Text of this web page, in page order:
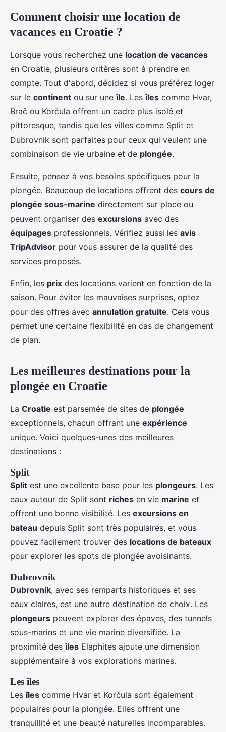
Comment choisir une location de
vacances en Croatie ?
Lorsque vous recherchez une location de vacances
en Croatie, plusieurs critères sont à prendre en
compte. Tout d'abord, décidez si vous préférez loger
sur le continent ou sur uneîle. Lesîles comme Hvar,
Brač ou Korčula offrent un cadre plus isolé et
pittoresque, tandis que les villes comme Split et
Dubrovnik sont parfaites pour ceux qui veulent une
combinaison de vie urbaine et de plongée.
Ensuite, pensez à vos besoins spécifiques pour la
plongée. Beaucoup de locations offrent des cours de
plongée sous-marine directement sur place ou
peuvent organiser des excursions avec des
équipages professionnels. Vérifiez aussi les avis
TripAdvisor pour vous assurer de la qualité des
services proposés.
Enfin, les prix des locations varient en fonction de la
saison. Pour éviter les mauvaises surprises, optez
pour des offres avec annulation gratuite. Cela vous
permet une certaine flexibilité en cas de changement
de plan.
Les meilleures destinations pour la
plongée en Croatie
La Croatie est parsemée de sites de plongée
exceptionnels, chacun offrant une expérience
unique. Voici quelques-unes des meilleures
destinations :
Split
Split est une excellente base pour les plongeurs. Les
eaux autour de Split sont riches en vie marine et
offrent une bonne visibilité. Les excursions en
bateau depuis Split sont très populaires, et vous
pouvez facilement trouver des locations de bateaux
pour explorer les spots de plongée avoisinants.
Dubrovnik
Dubrovnik, avec ses remparts historiques et ses
eaux claires, est une autre destination de choix. Les
plongeurs peuvent explorer des épaves, des tunnels
sous-marins et une vie marine diversifiée. La
proximité desîles Elaphites ajoute une dimension
supplémentaire à vos explorations marines.
Les îles
Lesîles comme Hvar et Korčula sont également
populaires pour la plongée. Elles offrent une
tranquillité et une beauté naturelles incomparables.